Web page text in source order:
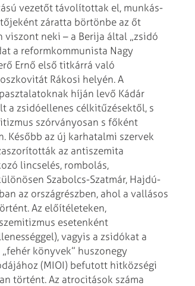
vezetőt távolítottak el, munkás-
záratta börtönbe az őt
viszont neki – a Berija által „zsidó
a reformkommunista Nagy
Ernő első titkárrá való
Rákosi helyén. A
híján levő Kádár
a zsidóellenes célkitűzésektől, s
szórványosan s főként
Később az új karhatalmi szervek
az antiszemita
lincselés, rombolás,
Szabolcs-Szatmár, Hajdú-
az országrészben, ahol a vallásos
Az előítéleteken,
esetenként
vagyis a zsidókat a
könyvek” huszonegy
(MIOI) befu­tott hitközségi
történt. Az atrocitások száma